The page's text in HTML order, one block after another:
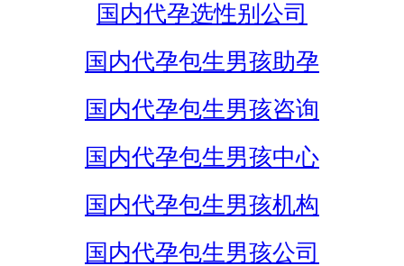
国内代孕选性别公司
国内代孕包生男孩助孕
国内代孕包生男孩咨询
国内代孕包生男孩中心
国内代孕包生男孩机构
国内代孕包生男孩公司